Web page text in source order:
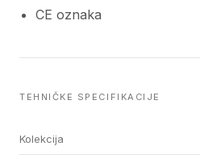
CE oznaka
TEHNIČKE SPECIFIKACIJE
Kolekcija